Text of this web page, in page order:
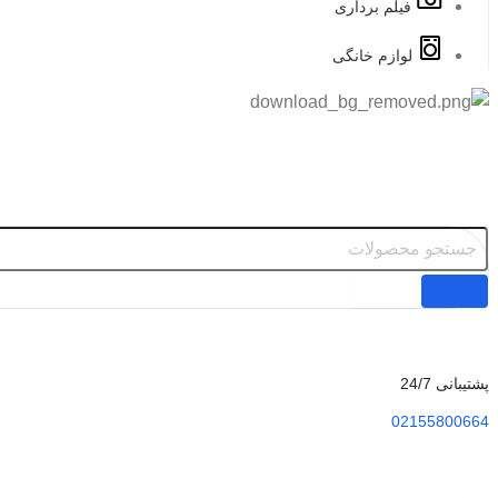
فیلم برداری
لوازم خانگی
پشتیبانی 24/7
02155800664